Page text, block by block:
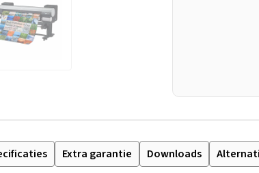
Extra garantie Downloads